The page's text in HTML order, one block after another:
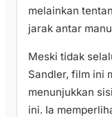
melainkan
jarak antar
Meski tidak
Sandler, film ini
menunjukkan
ini. Ia